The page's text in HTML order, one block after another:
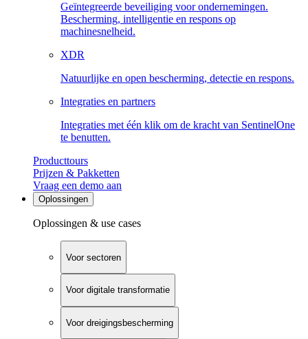
Geïntegreerde beveiliging voor ondernemingen.
Bescherming, intelligentie en respons op
machinesnelheid.
XDR
Natuurlijke en open bescherming, detectie en respons.
Integraties en partners
Integraties met één klik om de kracht van SentinelOne
te benutten.
Producttours
Prijzen & Pakketten
Vraag een demo aan
Oplossingen
Oplossingen & use cases
Voor sectoren
Voor digitale transformatie
Voor dreigingsbescherming